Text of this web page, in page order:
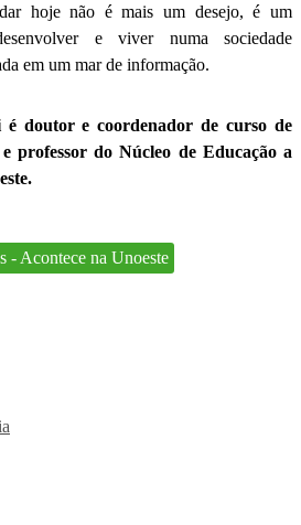
hoje não é mais um desejo, é um
e viver numa sociedade
em um mar de informação.
doutor e coordenador de curso de
professor do Núcleo de Educação a
- Acontece na Unoeste